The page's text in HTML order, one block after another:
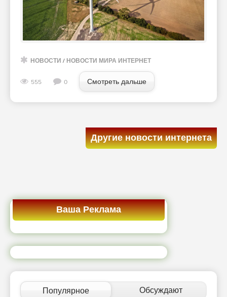
НОВОСТИ / НОВОСТИ МИРА ИНТЕРНЕТ
555 0 Смотреть дальше
Другие новости интернета
Ваша Реклама
Популярное Обсуждают